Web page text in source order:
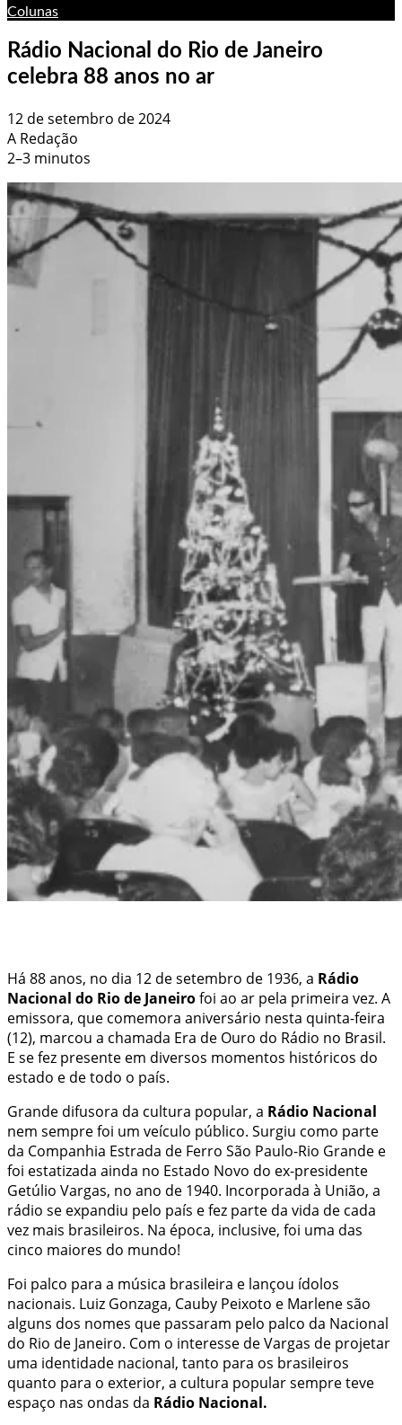
Colunas
Rádio Nacional do Rio de Janeiro
celebra 88 anos no ar
12 de setembro de 2024
A Redação
2–3 minutos
Há 88 anos, no dia 12 de setembro de 1936, a Rádio
Nacional do Rio de Janeirofoi ao ar pela primeira vez. A
emissora, que comemora aniversário nesta quinta-feira
(12), marcou a chamada Era de Ouro do Rádio no Brasil.
E se fez presente em diversos momentos históricos do
estado e de todo o país.
Grande difusora da cultura popular, a Rádio Nacional
nem sempre foi um veículo público. Surgiu como parte
da Companhia Estrada de Ferro São Paulo-Rio Grande e
foi estatizada ainda no Estado Novo do ex-presidente
Getúlio Vargas, no ano de 1940. Incorporada à União, a
rádio se expandiu pelo país e fez parte da vida de cada
vez mais brasileiros. Na época, inclusive, foi uma das
cinco maiores do mundo!
Foi palco para a música brasileira e lançou ídolos
nacionais. Luiz Gonzaga, Cauby Peixoto e Marlene são
alguns dos nomes que passaram pelo palco da Nacional
do Rio de Janeiro. Com o interesse de Vargas de projetar
uma identidade nacional, tanto para os brasileiros
quanto para o exterior, a cultura popular sempre teve
espaço nas ondas da Rádio Nacional.